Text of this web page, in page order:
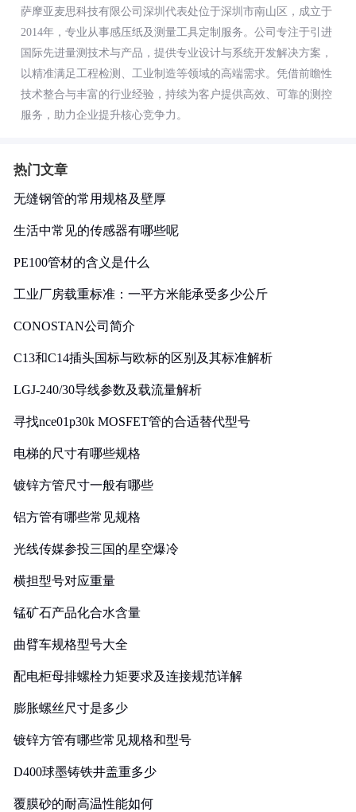
萨摩亚麦思科技有限公司深圳代表处位于深圳市南山区，成立于
2014年，专业从事感压纸及测量工具定制服务。公司专注于引进
国际先进量测技术与产品，提供专业设计与系统开发解决方案，
以精准满足工程检测、工业制造等领域的高端需求。凭借前瞻性
技术整合与丰富的行业经验，持续为客户提供高效、可靠的测控
服务，助力企业提升核心竞争力。
热门文章
无缝钢管的常用规格及壁厚
生活中常见的传感器有哪些呢
PE100管材的含义是什么
工业厂房载重标准：一平方米能承受多少公斤
CONOSTAN公司简介
C13和C14插头国标与欧标的区别及其标准解析
LGJ-240/30导线参数及载流量解析
寻找nce01p30k MOSFET管的合适替代型号
电梯的尺寸有哪些规格
镀锌方管尺寸一般有哪些
铝方管有哪些常见规格
光线传媒参投三国的星空爆冷
横担型号对应重量
锰矿石产品化合水含量
曲臂车规格型号大全
配电柜母排螺栓力矩要求及连接规范详解
膨胀螺丝尺寸是多少
镀锌方管有哪些常见规格和型号
D400球墨铸铁井盖重多少
覆膜砂的耐高温性能如何